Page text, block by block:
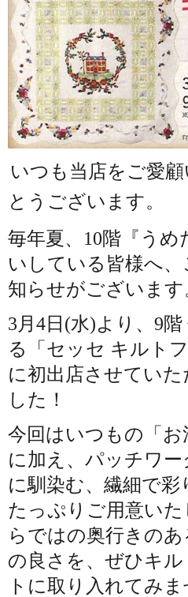
いつも当店をご愛
とうございます。
毎年夏、10階『う
いしている皆様へ
知らせがございます
3月4日(水)より、9
る「セッセ キルト
に初出店させてい
した！
今回はいつもの「お
に加え、パッチワ
に馴染む、繊細で彩
たっぷりご用意い
らではの奥行きのあ
の良さを、ぜひキ
トに取り入れてみま